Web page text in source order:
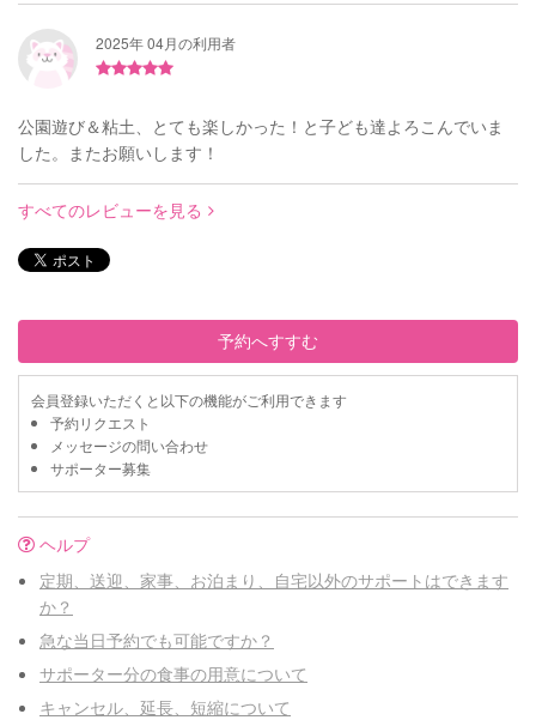
2025年 04月の利用者
公園遊び＆粘土、とても楽しかった！と子ども達よろこんでいま
した。またお願いします！
すべてのレビューを見る
予約へすすむ
会員登録いただくと以下の機能がご利用できます
予約リクエスト
メッセージの問い合わせ
サポーター募集
ヘルプ
定期、送迎、家事、お泊まり、自宅以外のサポートはできます
か？
急な当日予約でも可能ですか？
サポーター分の食事の用意について
キャンセル、延長、短縮について